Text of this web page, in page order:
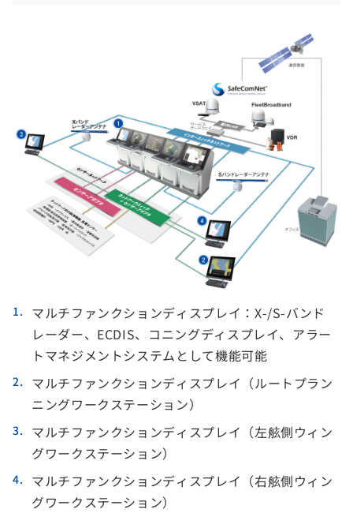
マルチファンクションディスプレイ：X-/S-バンド
レーダー、ECDIS、コニングディスプレイ、アラー
トマネジメントシステムとして機能可能
マルチファンクションディスプレイ（ルートプラン
ニングワークステーション）
マルチファンクションディスプレイ（左舷側ウィン
グワークステーション）
マルチファンクションディスプレイ（右舷側ウィン
グワークステーション）